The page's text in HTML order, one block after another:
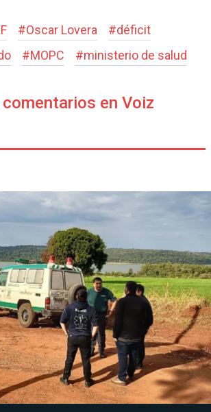
#Oscar Lovera #déficit
#MOPC #ministerio de salud
en Voiz